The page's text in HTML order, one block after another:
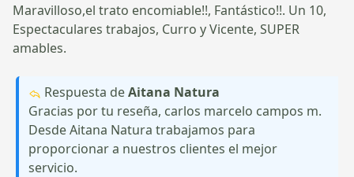
Maravilloso,el trato encomiable!!, Fantástico!!. Un 10,
Espectaculares trabajos, Curro y Vicente, SUPER
amables.
Respuesta deAitana Natura
Gracias por tu reseña, carlos marcelo campos m.
Desde Aitana Natura trabajamos para
proporcionar a nuestros clientes el mejor
servicio.